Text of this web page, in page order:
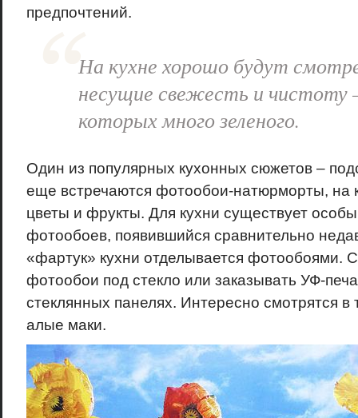
предпочтений.
На кухне хорошо будут
несущие свежесть и чистоту
которых много зеленого.
Один из популярных кухонных сюжетов –
еще встречаются фотообои-натюрморты, на
цветы и фрукты. Для кухни существует
фотообоев, появившийся сравнительно
«фартук» кухни отделывается фотообоями.
фотообои под стекло или заказывать УФ-
стеклянных панелях. Интересно смотрятся в
алые маки.